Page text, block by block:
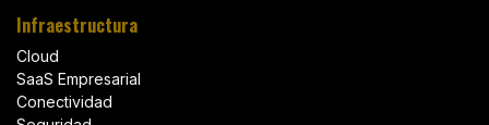
Infraestructura
Cloud
SaaS Empresarial
Conectividad